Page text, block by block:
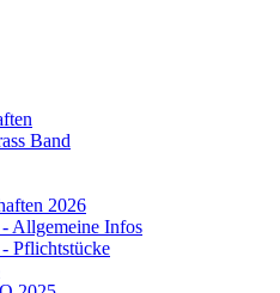
Band
2026
Allgemeine Infos
Pflichtstücke